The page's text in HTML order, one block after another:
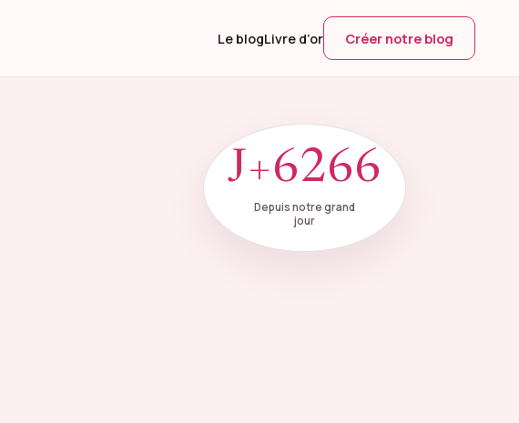
Le blogLivre d’or Créer notre blog
J+6266
Depuis notre grand
jour